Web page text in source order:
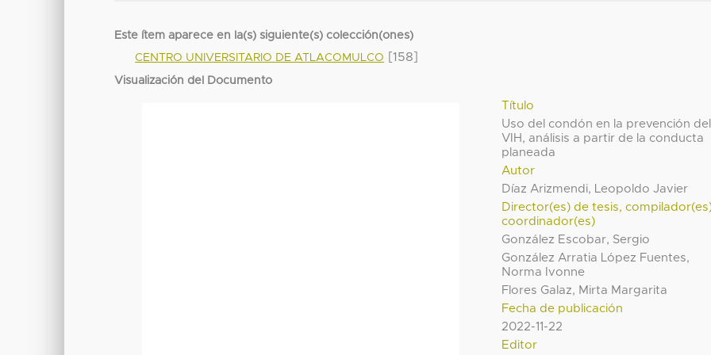
Este ítem aparece en la(s) siguiente(s) colección(ones)
CENTRO UNIVERSITARIO DE ATLACOMULCO [158]
Visualización del Documento
Título
Uso del condón en la prevención del
VIH, análisis a partir de la conducta
planeada
Autor
Díaz Arizmendi, Leopoldo Javier
Director(es) de tesis,
coordinador(es)
González Escobar, Sergio
González Arratia López Fuentes,
Norma Ivonne
Flores Galaz, Mirta Margarita
Fecha de publicación
2022-11-22
Editor